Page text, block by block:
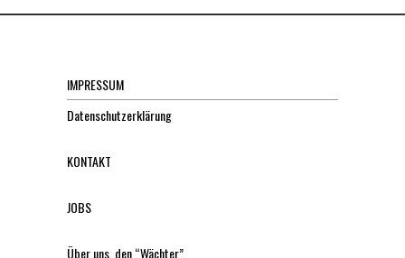
IMPRESSUM
Datenschutzerklärung
KONTAKT
JOBS
Über uns, den “Wächter”